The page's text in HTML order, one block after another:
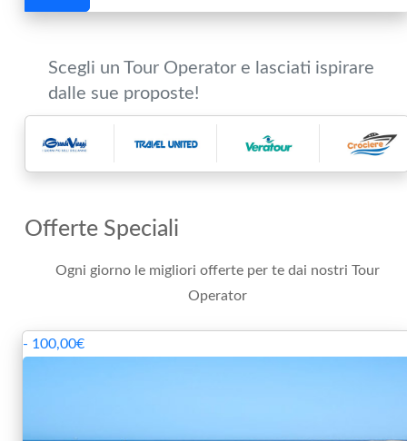
Scegli un Tour Operator e lasciati ispirare
dalle sue proposte!
Offerte Speciali
Ogni giorno le migliori offerte per te dai nostri Tour
Operator
- 100,00€